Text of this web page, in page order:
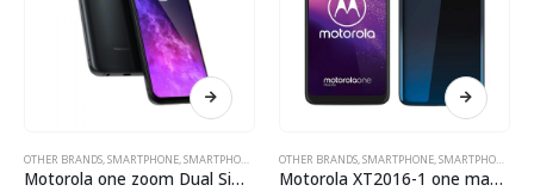
OTHER BRANDS SMARTPHONE SMARTPHONES ΠΡΟΪΌΝΤΑ ΠΛΗΡΟΦΟΡΙΚΉΣ - ΚΙΝΗΤΉΣ
Motorola one zoom Dual Sim grey DE – PAG20017DE
OTHER BRANDS SMARTPHONE SMARTPHONES
Motorola XT2016-1 one macro Dual Sim 64GB blue DE – PAGS0001DE